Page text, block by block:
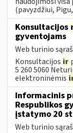
(pavyzdžiui,
Konsultacijos
gyventojams
Web turinio
Konsultacijos ir
5 260 5060
elektroninėmis
Informacinis
Respublikos
įstatymo 20
Web turinio